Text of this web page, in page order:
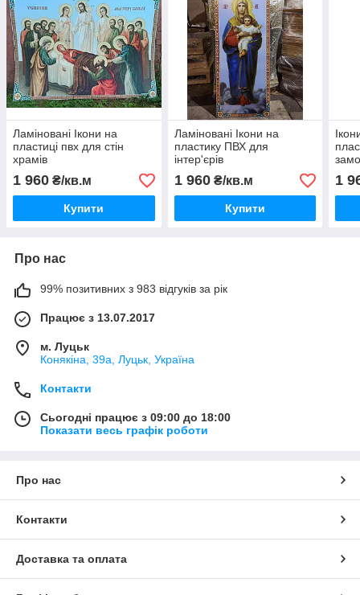
Ламіновані Ікони на
пластиці пвх для стін
храмів
(широкоформатний друк)
1 960 ₴/кв.м
Купити
Ламіновані Ікони на
пластику ПВХ для
інтер'єрів
1 960₴/кв.м
Купити
1
Про нас
99% позитивних з 983 відгуків за рік
Працює з 13.07.2017
м. Луцьк
Конякіна, 39а, Луцьк, Україна
Контакти
Сьогодні працює з 09:00 до 18:00
Показати весь графік роботи
Про нас
Контакти
Доставка та оплата